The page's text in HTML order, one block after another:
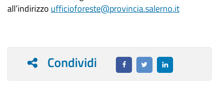
all’indirizzoufficioforeste@provincia.salerno.it
Condividi